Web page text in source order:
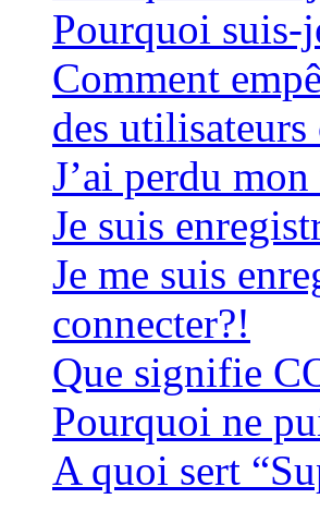
Pourquoi suis-
Comment
des utilisateurs
J’ai perdu
Je suis
Je me suis
connecter?!
Que signifie
Pourquoi ne
A quoi sert